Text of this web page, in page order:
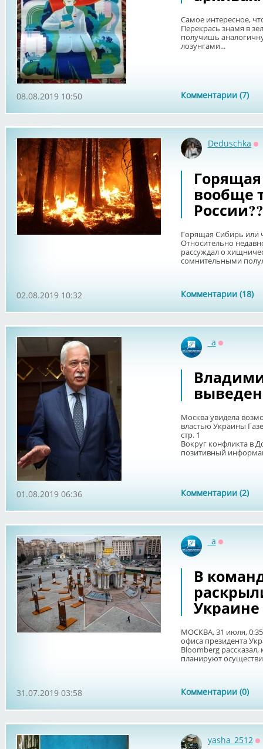
Самое интересное,
Перекрась знамя в
получишь
лозунгами...
Комментарии (7)
08.08.2019 10:50
Deduschka
вообще
Горящая Сибирь или
Относительно
рассуждал о
сомнительными
Комментарии (18)
02.08.2019 10:32
_a
Москва увидела
властью Украины
стр. 1
Вокруг конфликта в
позитивный
Комментарии (2)
01.08.2019 06:36
_a
В
Украине
МОСКВА, 31 июля,
офиса президента
Bloomberg
планируют
Комментарии (0)
31.07.2019 03:58
yasha_2512